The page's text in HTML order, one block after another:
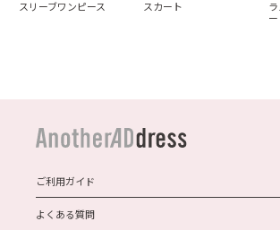
スリーブワンピース
スカート
ご利用ガイド
よくある質問